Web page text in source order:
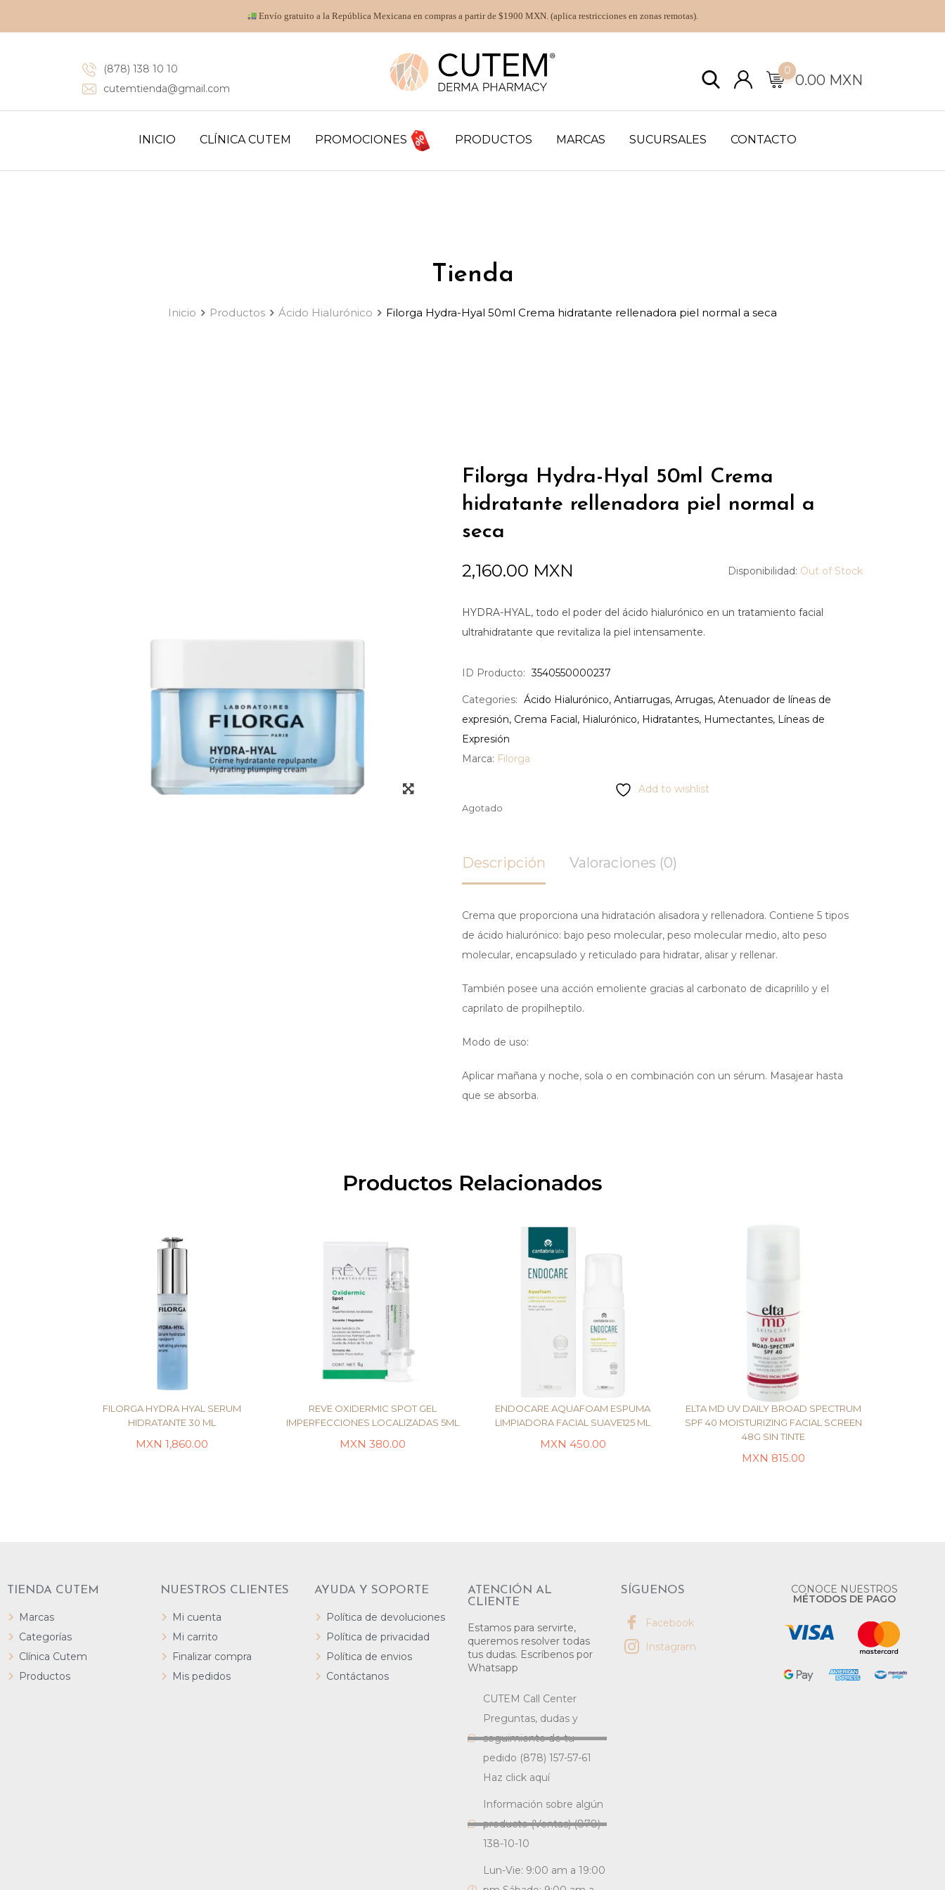
Envío gratuito a la República Mexicana en compras a partir de $1900 MXN. (aplica restricciones en zonas remotas).
(878) 138 10 10
cutemtienda@gmail.com
0.00 MXN
0
INICIO CLÍNICA CUTEM PROMOCIONES PRODUCTOS MARCAS SUCURSALES CONTACTO
Tienda
Inicio Productos Ácido Hialurónico Filorga Hydra-Hyal 50ml Crema hidratante rellenadora piel normal a seca
Filorga Hydra-Hyal 50ml Crema
hidratante rellenadora piel normal a
seca
2,160.00 MXN Disponibilidad: Out of Stock
HYDRA-HYAL, todo el poder del ácido hialurónico en un tratamiento facial
ultrahidratante que revitaliza la piel intensamente.
ID Producto: 3540550000237
Categories: Ácido Hialurónico, Antiarrugas, Arrugas, Atenuador de líneas de
expresión, Crema Facial, Hialurónico, Hidratantes, Humectantes, Líneas de
Expresión
Marca: Filorga
Add to wishlist
Agotado
Descripción Valoraciones (0)
Crema que proporciona una hidratación alisadora y rellenadora. Contiene 5 tipos
de ácido hialurónico: bajo peso molecular, peso molecular medio, alto peso
molecular, encapsulado y reticulado para hidratar, alisar y rellenar.
También posee una acción emoliente gracias al carbonato de dicaprililo y el
caprilato de propilheptilo.
Modo de uso:
Aplicar mañana y noche, sola o en combinación con un sérum. Masajear hasta
que se absorba.
Productos Relacionados
LEER MÁS
ELTA MD UV DAILY BROAD SPECTRUM
SPF 40 MOISTURIZING FACIAL SCREEN
48G SIN TINTE
815.00
ENDOCARE AQUAFOAM ESPUMA
LIMPIADORA FACIAL SUAVE125 ML
450.00
REVE OXIDERMIC SPOT GEL
IMPERFECCIONES LOCALIZADAS 5ML
380.00
FILORGA HYDRA HYAL SERUM
HIDRATANTE 30 ML
1,860.00
TIENDA CUTEM
Marcas
Categorías
Clínica Cutem
Productos
NUESTROS CLIENTES
Mi cuenta
Mi carrito
Finalizar compra
Mis pedidos
AYUDA Y SOPORTE
Política de devoluciones
Política de privacidad
Política de envios
Contáctanos
ATENCIÓN AL
CLIENTE
Estamos para servirte,
queremos resolver todas
tus dudas. Escríbenos por
Whatsapp
CUTEM Call Center
Preguntas, dudas y
seguimiento de tu
pedido (878) 157-57-61
Haz click aquí
Información sobre algún
producto (Ventas) (878)
138-10-10
Lun-Vie: 9:00 am a 19:00
SÍGUENOS
Facebook
Instagram
CONOCE NUESTROS
MÉTODOS DE PAGO